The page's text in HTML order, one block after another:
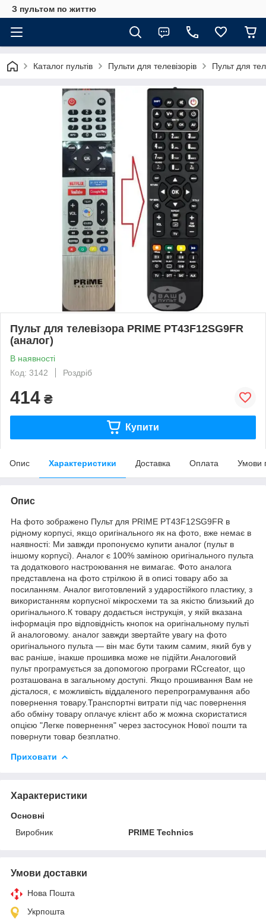
З пультом по життю
Каталог пультів Пульти для телевізорів Пульт для
Пульт для телевізора PRIME PT43F12SG9FR
(аналог)
В наявності
Код: 3142
Роздріб
414 ₴
Купити
Опис Характеристики Доставка Оплата Умови
Опис
На фото зображено Пульт для PRIME PT43F12SG9FR в
рідному корпусі, якщо оригінального як на фото, вже немає в
наявності: Ми завжди пропонуємо купити аналог (пульт в
іншому корпусі). Аналог є 100% заміною оригінального пульта
та додаткового настроювання не вимагає. Фото аналога
представлена на фото стрілкою й в описі товару або за
посиланням. Аналог виготовлений з ударостійкого пластику, з
використанням корпусної мікросхеми та за якістю близький до
оригінального.К товару додається інструкція, у якій вказана
інформація про відповідність кнопок на оригінальному пульті
й аналоговому. аналог завжди звертайте увагу на фото
оригінального пульта — він має бути таким самим, який був у
вас раніше, інакше прошивка може не підійти.Аналоговий
пульт програмується за допомогою програми RCcreator, що
розташована в загальному доступі. Якщо прошивання Вам не
дісталося, є можливість віддаленого перепрограмування або
повернення товару.Транспортні витрати під час повернення
або обміну товару оплачує клієнт або ж можна скористатися
опцією "Легке повернення" через застосунок Нової пошти та
повернути товар безплатно.
Приховати
Характеристики
Основні
Виробник
PRIME Technics
Умови доставки
Нова Пошта
Укрпошта